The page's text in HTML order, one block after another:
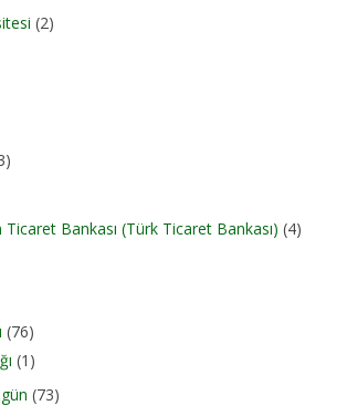
(2)
Ticaret Bankası (Türk Ticaret Bankası) (4)
(76)
(1)
(73)